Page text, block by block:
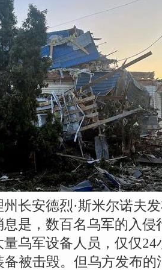
长安德烈·斯米尔诺夫
息是，数百名乌军的入
乌军设备人员，仅仅24
备被击毁。但乌方发布